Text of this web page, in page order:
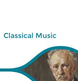
Classical Music